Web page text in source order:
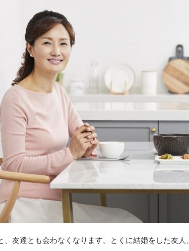
、友達とも会わなくなります。とくに結婚をした友